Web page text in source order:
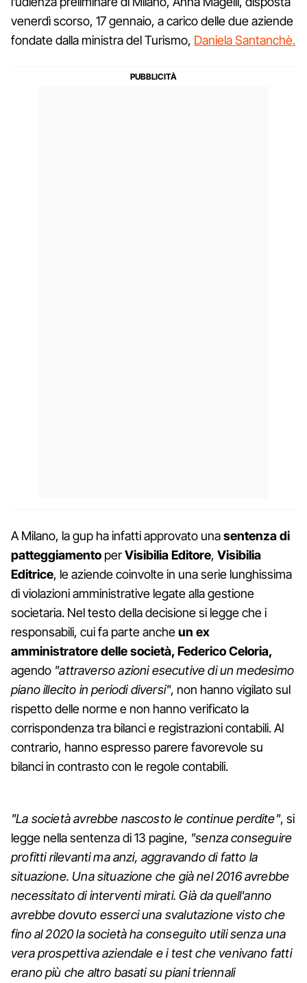
venerdì scorso, 17 gennaio, a carico delle due aziende
fondate dalla ministra del Turismo, Daniela Santanchè.
A Milano, la gup ha infatti approvato unasentenza di
patteggiamento perVisibilia Editore, Visibilia
Editrice, le aziende coinvolte in una serie lunghissima
di violazioni amministrative legate alla gestione
societaria. Nel testo della decisione si legge che i
responsabili, cui fa parte ancheun ex
amministratore delle società, Federico Celoria,
agendo "attraverso azioni esecutive di un medesimo
piano illecito in periodi diversi", non hanno vigilato sul
rispetto delle norme e non hanno verificato la
corrispondenza tra bilanci e registrazioni contabili. Al
contrario, hanno espresso parere favorevole su
bilanci in contrasto con le regole contabili.
"La società avrebbe nascosto le continue perdite", si
legge nella sentenza di 13 pagine, "senza conseguire
profitti rilevanti ma anzi, aggravando di fatto la
situazione. Una situazione che già nel 2016 avrebbe
necessitato di interventi mirati. Già da quell'anno
avrebbe dovuto esserci una svalutazione visto che
fino al 2020 la società ha conseguito utili senza una
vera prospettiva aziendale e i test che venivano fatti
erano più che altro basati su piani triennali